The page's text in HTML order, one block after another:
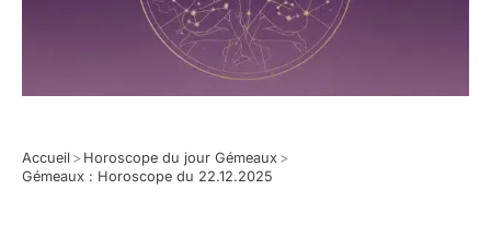
Accueil > Horoscope du jour Gémeaux >
Gémeaux : Horoscope du 22.12.2025